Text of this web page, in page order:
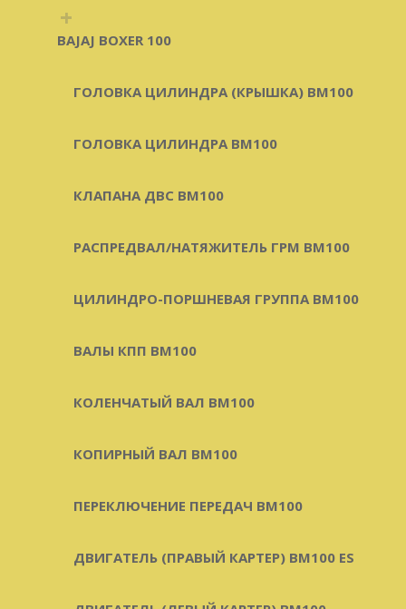
+
BAJAJ BOXER 100
ГОЛОВКА ЦИЛИНДРА (КРЫШКА) BM100
ГОЛОВКА ЦИЛИНДРА BM100
КЛАПАНА ДВС BM100
РАСПРЕДВАЛ/НАТЯЖИТЕЛЬ ГРМ BM100
ЦИЛИНДРО-ПОРШНЕВАЯ ГРУППА BM100
ВАЛЫ КПП BM100
КОЛЕНЧАТЫЙ ВАЛ BM100
КОПИРНЫЙ ВАЛ BM100
ПЕРЕКЛЮЧЕНИЕ ПЕРЕДАЧ BM100
ДВИГАТЕЛЬ (ПРАВЫЙ КАРТЕР) BM100 ES